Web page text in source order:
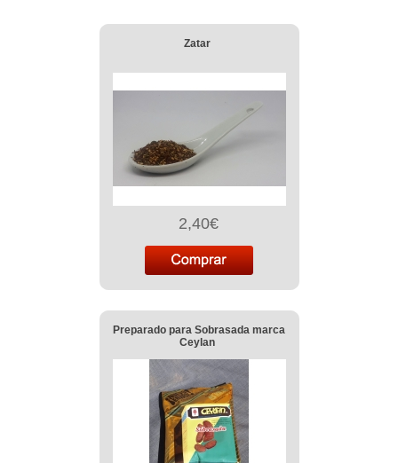
Zatar
2,40€
Preparado para Sobrasada marca
Ceylan